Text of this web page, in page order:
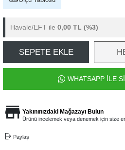
Havale/EFT ile 0,00 TL (%3)
SEPETE EKLE
WHATSAPP İLE
Yakınınızdaki Mağazayı Bulun
Ürünü incelemek veya denemek için size
Paylaş